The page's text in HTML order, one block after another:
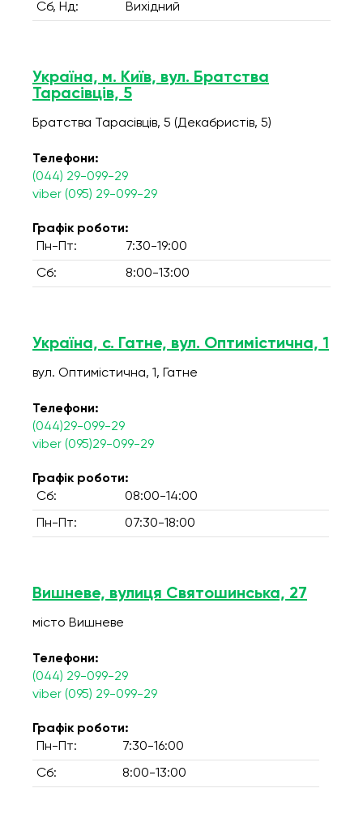
Сб, Нд: Вихідний
Україна, м. Київ, вул. Братства
Тарасівців, 5
Братства Тарасівців, 5 (Декабристів, 5)
Телефони:
(044) 29-099-29
viber (095) 29-099-29
Графік роботи:
Пн-Пт:
7:30-19:00
Сб: 8:00-13:00
Україна, с. Гатне, вул. Оптимістична, 1
вул. Оптимістична, 1, Гатне
Телефони:
(044)29-099-29
viber (095)29-099-29
Графік роботи:
Сб:
08:00-14:00
Пн-Пт: 07:30-18:00
Вишневе, вулиця Святошинська, 27
місто Вишневе
Телефони:
(044) 29-099-29
viber (095) 29-099-29
Графік роботи:
Пн-Пт:
7:30-16:00
Сб: 8:00-13:00